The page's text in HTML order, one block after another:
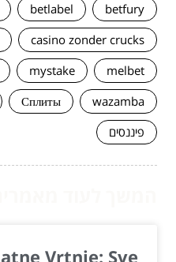
betfury
betlabel
casino zonder crucks
melbet
mystake
wazamba
Сплиты
פיננסים
Vrtnje: Sve